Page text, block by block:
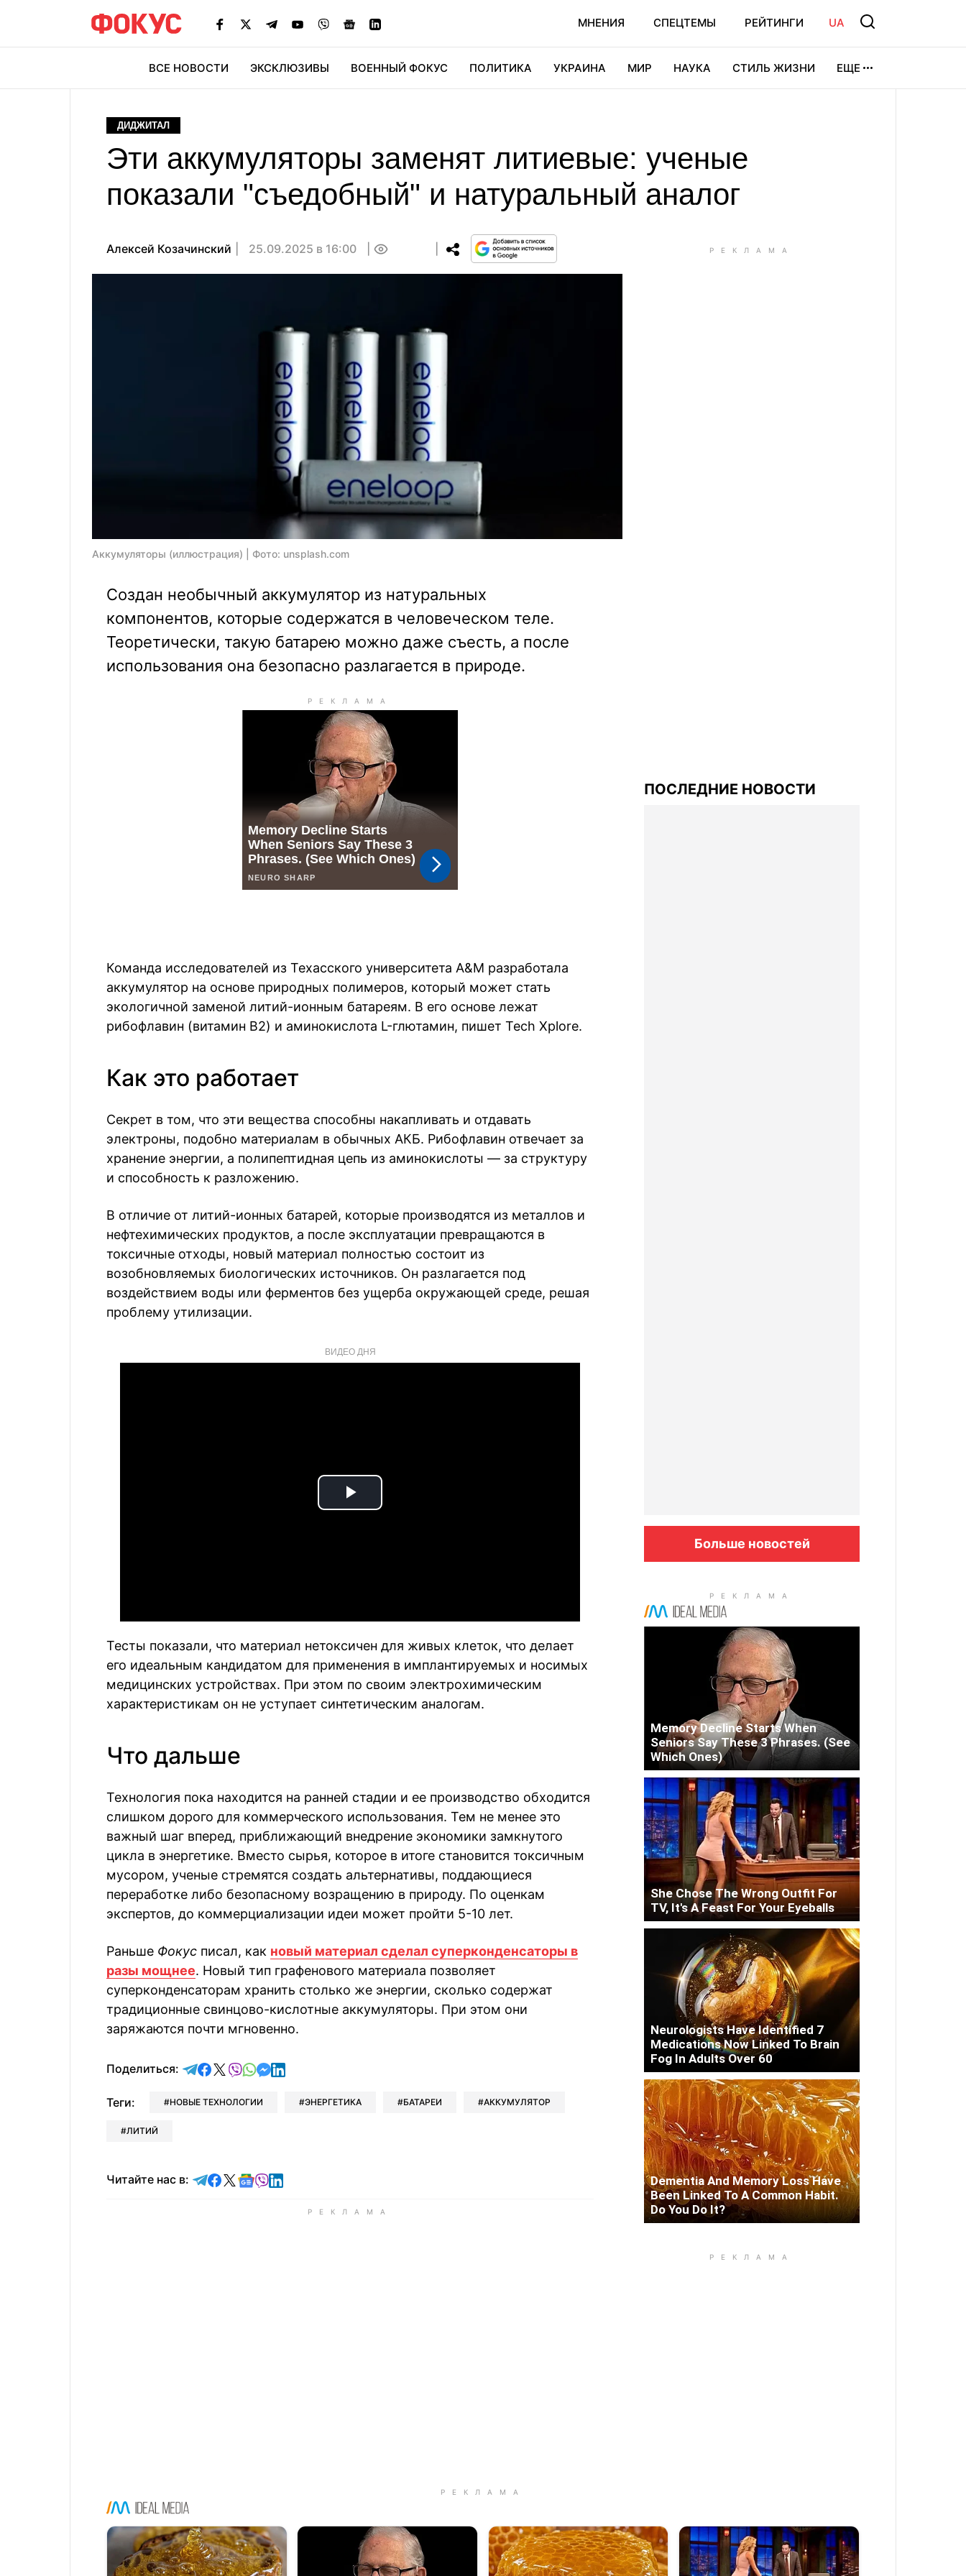
МНЕНИЯ СПЕЦТЕМЫ РЕЙТИНГИ UA
ВСЕ НОВОСТИ ЭКСКЛЮЗИВЫ ВОЕННЫЙ ФОКУС ПОЛИТИКА УКРАИНА МИР НАУКА СТИЛЬ ЖИЗНИ ЕЩЕ
ДИДЖИТАЛ
Эти аккумуляторы заменят литиевые: ученые
показали "съедобный" и натуральный аналог
Алексей Козачинский 25.09.2025 в 16:00
Аккумуляторы (иллюстрация) | Фото: unsplash.com
Создан необычный аккумулятор из натуральных
компонентов, которые содержатся в человеческом теле.
Теоретически, такую батарею можно даже съесть, а после
использования она безопасно разлагается в природе.
Команда исследователей из Техасского университета A&M разработала
аккумулятор на основе природных полимеров, который может стать
экологичной заменой литий-ионным батареям. В его основе лежат
рибофлавин (витамин B2) и аминокислота L-глютамин, пишет Tech Xplore.
Как это работает
Секрет в том, что эти вещества способны накапливать и отдавать
электроны, подобно материалам в обычных АКБ. Рибофлавин отвечает за
хранение энергии, а полипептидная цепь из аминокислоты — за структуру
и способность к разложению.
В отличие от литий-ионных батарей, которые производятся из металлов и
нефтехимических продуктов, а после эксплуатации превращаются в
токсичные отходы, новый материал полностью состоит из
возобновляемых биологических источников. Он разлагается под
воздействием воды или ферментов без ущерба окружающей среде, решая
проблему утилизации.
ВИДЕО ДНЯ
Play
Тесты показали, что материал нетоксичен для живых клеток, что делает
его идеальным кандидатом для применения в имплантируемых и носимых
медицинских устройствах. При этом по своим электрохимическим
характеристикам он не уступает синтетическим аналогам.
Что дальше
Технология пока находится на ранней стадии и ее производство обходится
слишком дорого для коммерческого использования. Тем не менее это
важный шаг вперед, приближающий внедрение экономики замкнутого
цикла в энергетике. Вместо сырья, которое в итоге становится токсичным
мусором, ученые стремятся создать альтернативы, поддающиеся
переработке либо безопасному возращению в природу. По оценкам
экспертов, до коммерциализации идеи может пройти 5-10 лет.
Раньше Фокус писал, как новый материал сделал суперконденсаторы в
разы мощнее. Новый тип графенового материала позволяет
суперконденсаторам хранить столько же энергии, сколько содержат
традиционные свинцово-кислотные аккумуляторы. При этом они
заряжаются почти мгновенно.
Поделиться: отправить в Telegram
поделиться в Facebook
поделиться в X
отправить в Viber
отправить в Whatsapp
отправить в Messenger
отправить в LinkedIn
Теги: НОВЫЕ ТЕХНОЛОГИИ ЭНЕРГЕТИКА БАТАРЕИ АККУМУЛЯТОР
ЛИТИЙ
Читайте нас в: Читайте в Telegram
Читайте в Facebook
Читайте в X
Читайте в Google news
Читайте в Viber
Читайте в LinkedIn
ПОСЛЕДНИЕ НОВОСТИ
Больше новостей